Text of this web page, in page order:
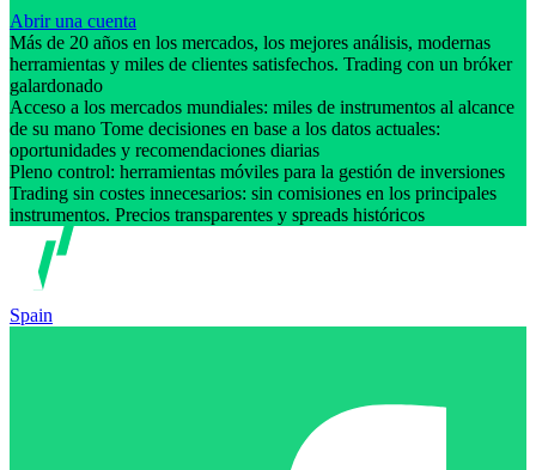
Abrir una cuenta
Más de 20 años en los mercados, los mejores análisis, modernas
herramientas y miles de clientes satisfechos. Trading con un bróker
galardonado
Acceso a los mercados mundiales: miles de instrumentos al alcance
de su mano Tome decisiones en base a los datos actuales:
oportunidades y recomendaciones diarias
Pleno control: herramientas móviles para la gestión de inversiones
Trading sin costes innecesarios: sin comisiones en los principales
instrumentos. Precios transparentes y spreads históricos
Spain